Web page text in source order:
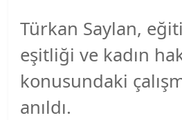
Türkan Saylan,
eşitliği ve kadın
konusundaki
anıldı.